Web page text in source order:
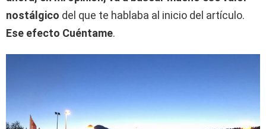
nostálgico del que te hablaba al inicio del artículo.
Ese efecto Cuéntame.